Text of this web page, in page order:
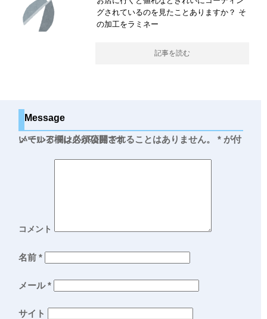
グされているのを見たことありますか？ そ
の加工をラミネー
記事を読む
Message
メールアドレスが公開されることはありません。 *
が付いている欄は必須項目です
コメント
名前 *
メール*
サイト